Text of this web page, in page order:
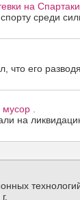
на
среди
что его
.
на